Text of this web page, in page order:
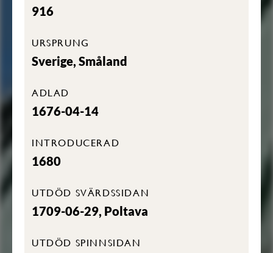
916
URSPRUNG
Sverige, Småland
ADLAD
1676-04-14
INTRODUCERAD
1680
UTDÖD SVÄRDSSIDAN
1709-06-29, Poltava
UTDÖD SPINNSIDAN